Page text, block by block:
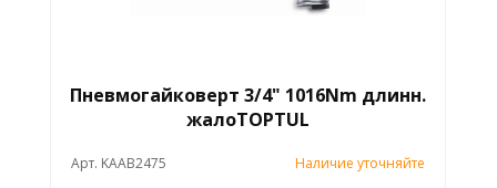
Пневмогайковерт 3/4" 1016Nm длинн.
жалоTOPTUL
Арт. KAAB2475 Наличие уточняйте